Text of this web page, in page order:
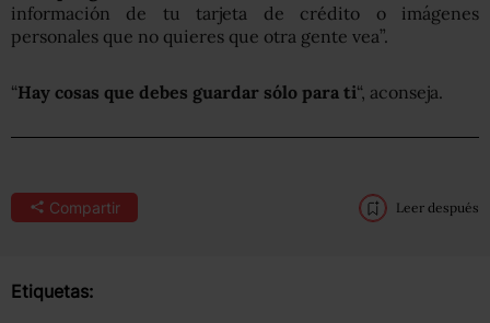
información de tu tarjeta de crédito o imágenes
personales que no quieres que otra gente vea”.
“Hay cosas que debes guardar sólo para ti“, aconseja.
Compartir Leer después
Etiquetas: